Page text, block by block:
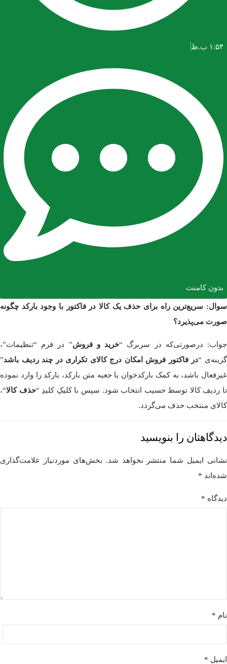
۱:۵۴ ب.ظ
بدون کامنت
سوال: سریع‌ترین راه برای حذف یک کالا در فاکتور با وجود بارکد چگونه
صورت می‌پذیرد؟
جواب: درصورتی‌که در سربرگ “خرید و فروش” در فرم “تنظیمات”،
گزینه‌ی “در فاکتور فروش امکان درج کالای تکراری در چند ردیف باشد”
غیرفعال باشد، به کمک بارکدخوان یا جعبه متن بارکد، بارکد را وارد نموده
تا ردیف کالا توسط حسیب انتخاب شود. سپس با کلیکِ کلیدِ “حذف کالا“،
کالای منتخب حذف می‌گردد.
دیدگاهتان را بنویسید
نشانی ایمیل شما منتشر نخواهد شد. بخش‌های موردنیاز علامت‌گذاری
شده‌اند *
دیدگاه *
نام *
ایمیل *